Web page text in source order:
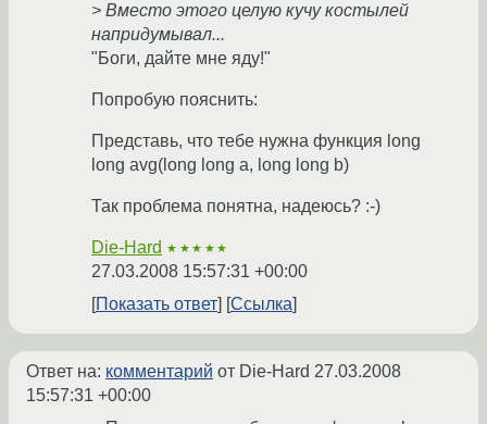
> Вместо этого целую кучу костылей
напридумывал...
"Боги, дайте мне яду!"
Попробую пояснить:
Представь, что тебе нужна функция long
long avg(long long a, long long b)
Так проблема понятна, надеюсь? :-)
Die-Hard ★★★★★
27.03.2008 15:57:31 +00:00
Показать ответ
Ссылка
Ответ на: комментарий от Die-Hard 27.03.2008
15:57:31 +00:00